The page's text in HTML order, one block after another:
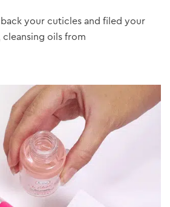
your cuticles and filed your
cleansing oils from